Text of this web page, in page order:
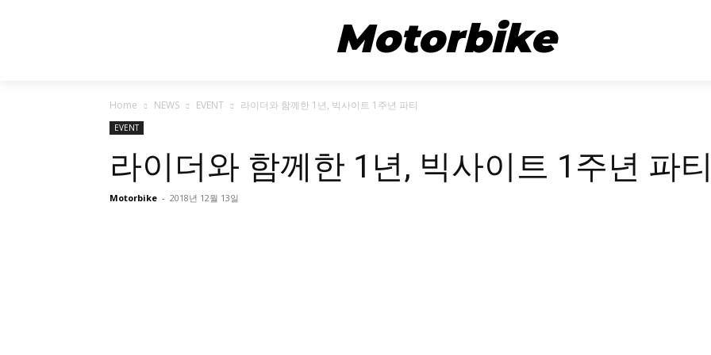
Motorbike
Home NEWS EVENT 라이더와 함께한 1년, 빅사이트 1주년 파티
EVENT
라이더와 함께한 1년, 빅사이트 1주년 파티
Motorbike - 2018년 12월 13일